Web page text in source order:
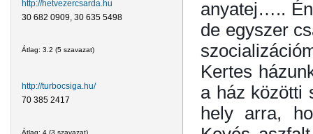
http://hetvezercsarda.hu
30 682 0909, 30 635 5498
Átlag: 3.2 (5 szavazat)
http://turbocsiga.hu/
70 385 2417
Átlag: 4 (3 szavazat)
anyatej…..
de egyszer
Kertes
a ház közötti
hely arra,